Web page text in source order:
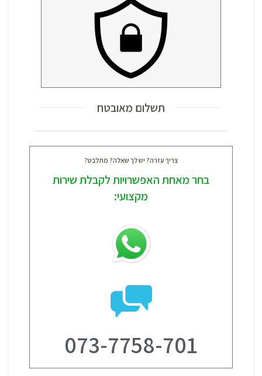
תשלום מאובטח
צריך עזרה? יש לך שאלה? מתלבט?
בחר מאחת האפשרויות לקבלת שירות
מקצועי:
073-7758-701